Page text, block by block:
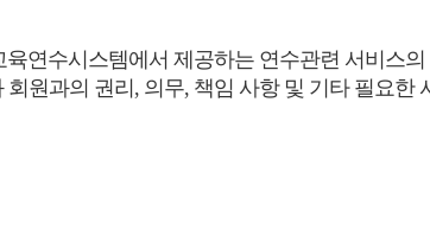
육연수시스템에서 제공하는 연수관련 서비스
회원과의 권리, 의무, 책임 사항 및 기타 필요한